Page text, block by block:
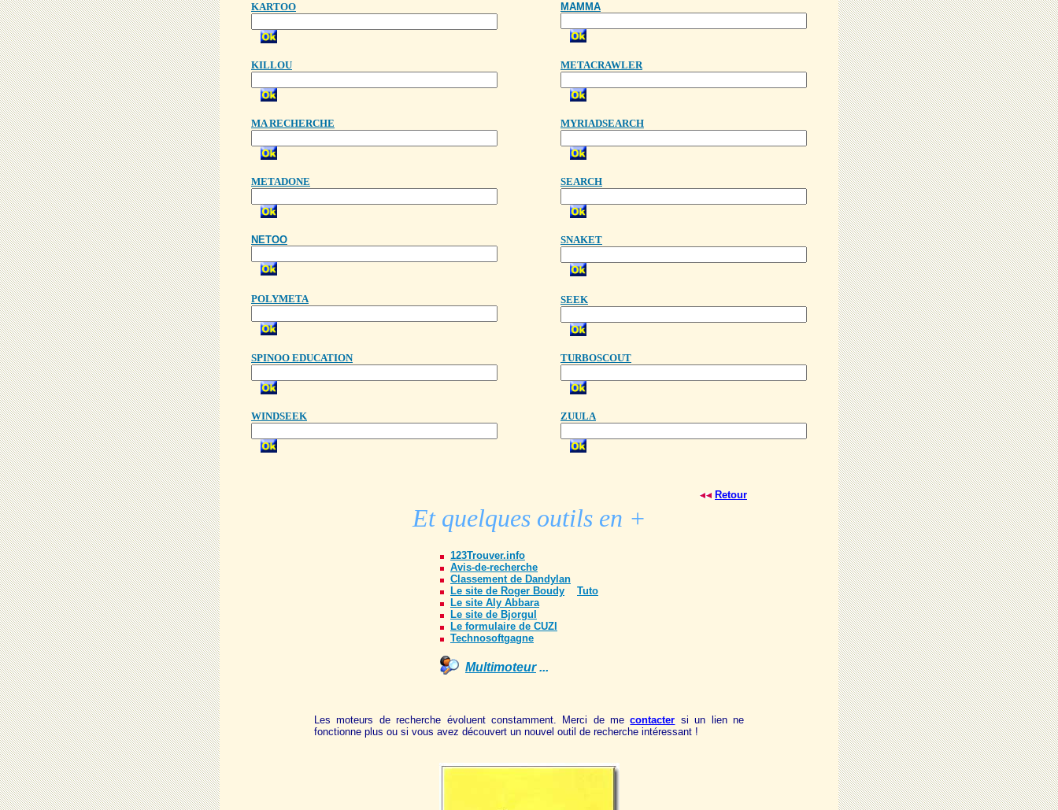
KARTOO MAMMA
KILLOU METACRAWLER
MA RECHERCHE MYRIADSEARCH
METADONE SEARCH
NETOO SNAKET
POLYMETA SEEK
SPINOO EDUCATION TURBOSCOUT
WINDSEEK ZUULA
Retour
Et quelques outils en +
123Trouver.info
Avis-de-recherche
Classement de Dandylan
Le site de Roger Boudy
Tuto
Le site Aly Abbara
Le site de Bjorgul
Le formulaire de CUZI
Technosoftgagne
Multimoteur...
Les moteurs de recherche évoluent constamment. Merci de mecontacter si un lien ne
fonctionne plus ou si vous avez découvert un nouvel outil de recherche intéressant !